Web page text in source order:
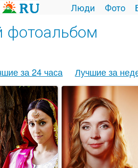
Люди Фото
за 24 часа Лучшие за